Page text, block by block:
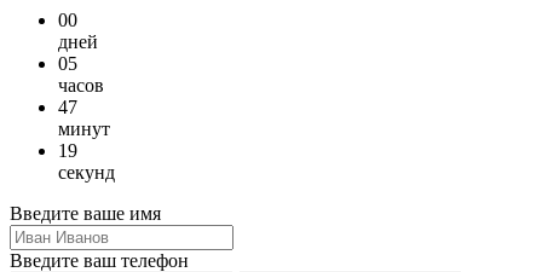
00
дней
05
часов
47
минут
19
секунд
Введите ваше имя
Введите ваш телефон